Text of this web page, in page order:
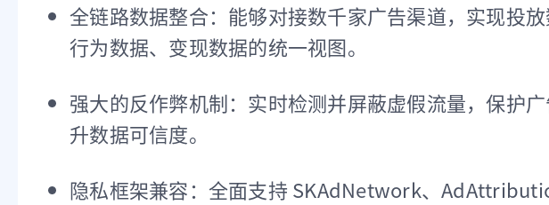
全链路数据整合：能够对接数千家广告渠道，实现投
行为数据、变现数据的统一视图。
强大的反作弊机制：实时检测并屏蔽虚假流量，保护
升数据可信度。
隐私框架兼容：全面支持 SKAdNetwork、